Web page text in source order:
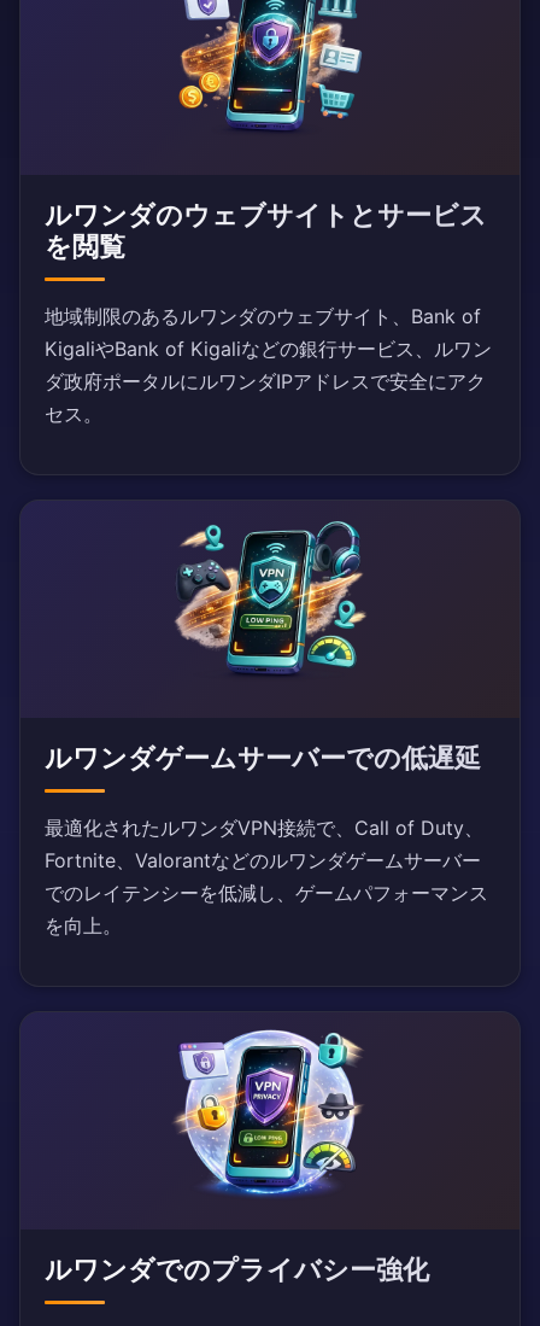
ルワンダのウェブサイトとサービス
を閲覧
地域制限のあるルワンダのウェブサイト、Bank of
KigaliやBank of Kigaliなどの銀行サービス、ルワン
ダ政府ポータルにルワンダIPアドレスで安全にアク
セス。
ルワンダゲームサーバーでの低遅延
最適化されたルワンダVPN接続で、Call of Duty、
Fortnite、Valorantなどのルワンダゲームサーバー
でのレイテンシーを低減し、ゲームパフォーマンス
を向上。
ルワンダでのプライバシー強化